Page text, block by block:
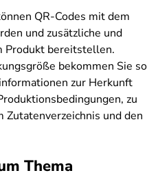
QR-Codes mit dem
und zusätzliche und
Produkt bereitstellen.
bekommen Sie so
zur Herkunft
zu
Zutatenverzeichnis und den
Thema